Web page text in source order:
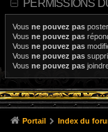
PERMISSIONS
Vous ne pouvez pas
Vous ne pouvez pas
Vous ne pouvez pas
Vous ne pouvez pas
Vous ne pouvez pas
Portail Index du